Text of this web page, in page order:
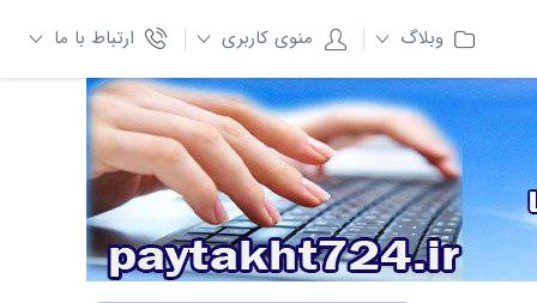
ارتباط با ما منوی کاربری وبلاگ